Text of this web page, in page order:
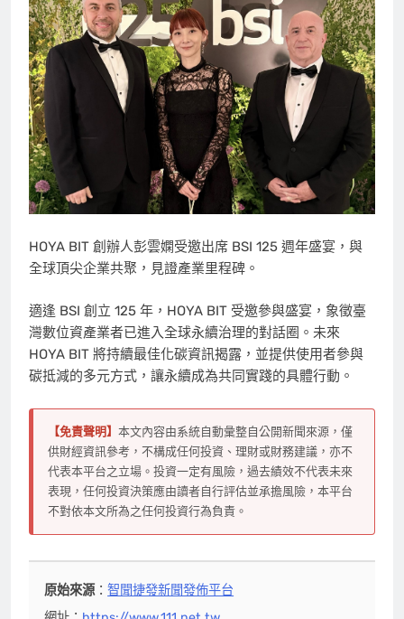
HOYA BIT 創辦人彭雲嫻受邀出席 BSI 125 週年盛宴，與
全球頂尖企業共聚，見證產業里程碑。
適逢 BSI 創立 125 年，HOYA BIT 受邀參與盛宴，象徵臺
灣數位資產業者已進入全球永續治理的對話圈。未來
HOYA BIT 將持續最佳化碳資訊揭露，並提供使用者參與
碳抵減的多元方式，讓永續成為共同實踐的具體行動。
【免責聲明】 本文內容由系統自動彙整自公開新聞來源，僅
供財經資訊參考，不構成任何投資、理財或財務建議，亦不
代表本平台之立場。投資一定有風險，過去績效不代表未來
表現，任何投資決策應由讀者自行評估並承擔風險，本平台
不對依本文所為之任何投資行為負責。
原始來源：智聞捷發新聞發佈平台